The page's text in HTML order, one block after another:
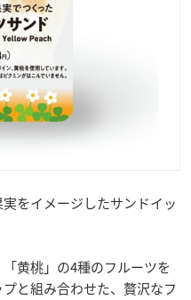
をイメージしたサンドイッ
黄桃」の4種のフルーツを
と組み合わせた、贅沢なフ